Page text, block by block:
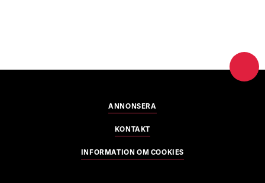
ANNONSERA
KONTAKT
INFORMATION OM COOKIES